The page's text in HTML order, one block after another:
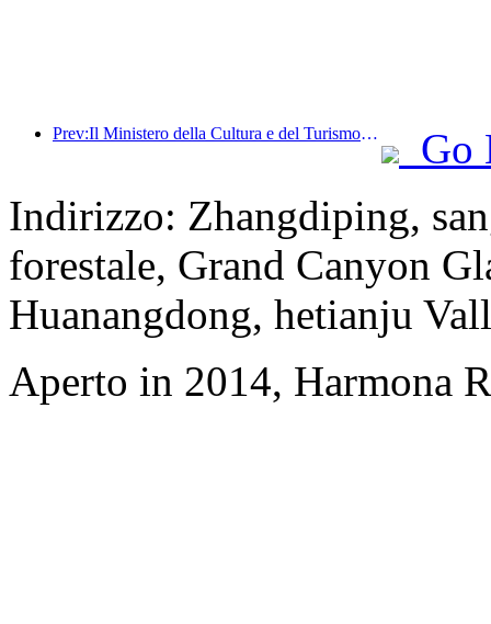
Prev:Il Ministero della Cultura e del Turismo ha riferito che nel 2025, 16.994 siti turistici di livello A hanno accolto 7,51 miliardi di visitatori, generando un fatturato turistico di 554,49 miliardi di yuan.
Go
Indirizzo: Zhangdiping,
forestale, Grand Canyon
Huanangdong, hetianju
Aperto in 2014, Harmona